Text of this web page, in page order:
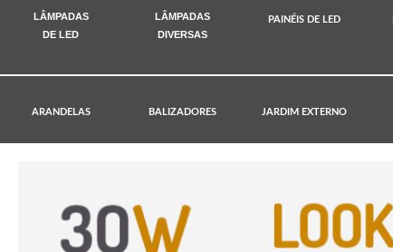
LÂMPADAS
DE LED
LÂMPADAS
DIVERSAS
PAINÉIS DE LED
ARANDELAS BALIZADORES JARDIM EXTERNO